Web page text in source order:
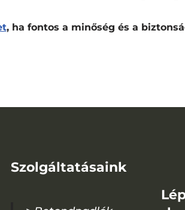
, ha fontos a minőség és a
Szolgáltatásaink